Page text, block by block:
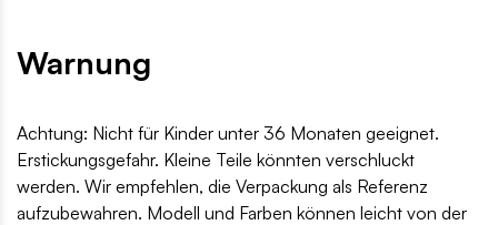
Warnung
Achtung: Nicht für Kinder unter 36 Monaten geeignet.
Erstickungsgefahr. Kleine Teile könnten verschluckt
werden. Wir empfehlen, die Verpackung als Referenz
aufzubewahren. Modell und Farben können leicht von der